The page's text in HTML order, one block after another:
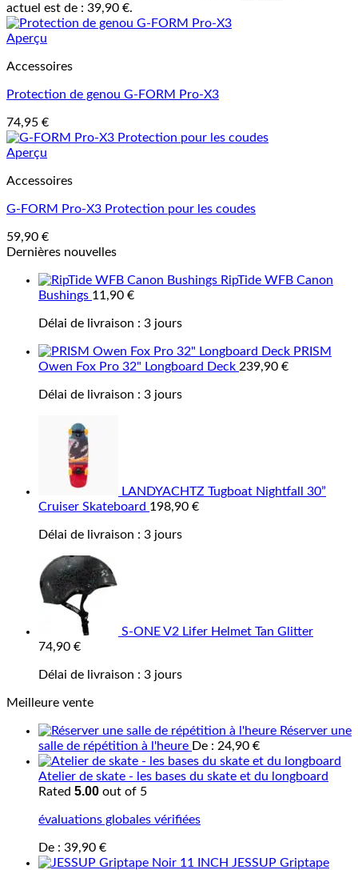
actuel est de : 39,90 €.
Aperçu
Accessoires
Protection de genou G-FORM Pro-X3
74,95 €
Aperçu
Accessoires
G-FORM Pro-X3 Protection pour les coudes
59,90 €
Dernières nouvelles
RipTide WFB Canon
Bushings 11,90 €
Délai de livraison : 3 jours
PRISM
Owen Fox Pro 32" Longboard Deck 239,90 €
Délai de livraison : 3 jours
LANDYACHTZ Tugboat Nightfall 30”
Cruiser Skateboard 198,90 €
Délai de livraison : 3 jours
S-ONE V2 Lifer Helmet Tan Glitter
74,90 €
Délai de livraison : 3 jours
Meilleure vente
Réserver une
salle de répétition à l'heure De : 24,90 €
Atelier de skate - les bases du skate et du longboard
Rated 5.00 out of 5
évaluations globales vérifiées
De : 39,90 €
JESSUP Griptape